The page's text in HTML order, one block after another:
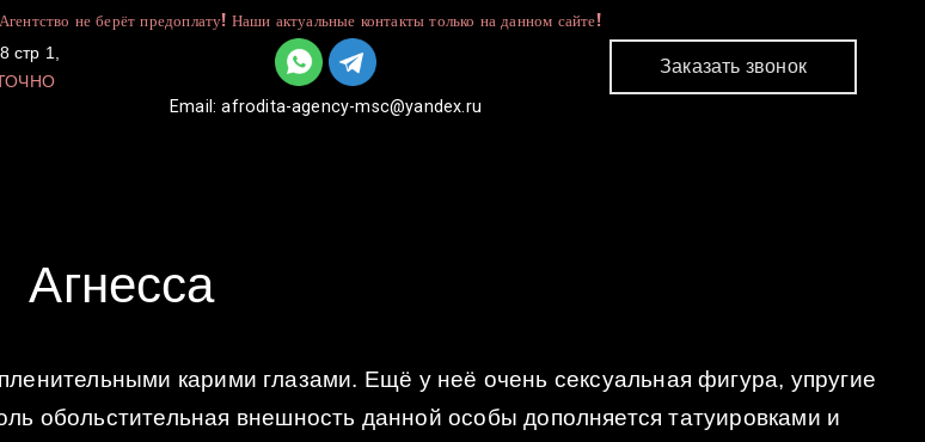
не берёт предоплату! Наши актуальные контакты только на данном сайте!
стр 1,
Email:afrodita-agency-msc@yandex.ru
Заказать звонок
Агнесса
карими глазами. Ещё у неё очень сексуальная фигура, упругие
обольстительная внешность данной особы дополняется татуировками и